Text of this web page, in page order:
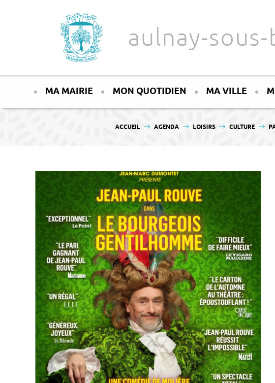
aulnay-
MA MAIRIE MON QUOTIDIEN MA VILLE
VOUS ÊTES ICI :
ACCUEIL AGENDA LOISIRS CULTURE